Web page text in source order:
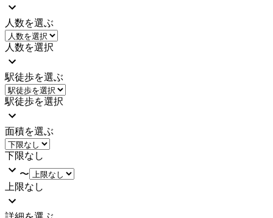
人数を選ぶ
人数を選択
駅徒歩を選ぶ
駅徒歩を選択
面積を選ぶ
下限なし
〜
上限なし